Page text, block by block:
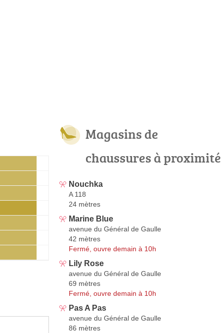
Magasins de
chaussures à proximité
Nouchka
A 118
24 mètres
Marine Blue
avenue du Général de Gaulle
42 mètres
Fermé, ouvre demain à 10h
Lily Rose
avenue du Général de Gaulle
69 mètres
Fermé, ouvre demain à 10h
Pas A Pas
avenue du Général de Gaulle
86 mètres